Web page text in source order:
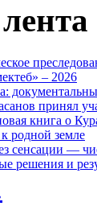
– 2026
принял
книга о
родной земле
сенсации —
решения и